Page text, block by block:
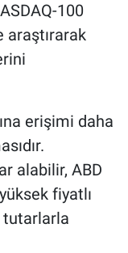
100
araştırarak
erişimi daha
alabilir, ABD
fiyatlı
tutarlarla